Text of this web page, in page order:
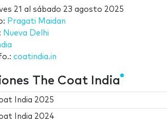
21 al sábado 23 agosto 2025
Pragati Maidan
Nueva Delhi
coatindia.in
The Coat India
India 2025
India 2024